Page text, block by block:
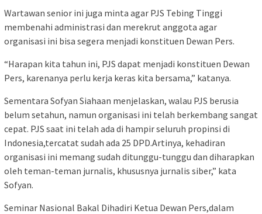
Wartawan senior ini juga minta agar PJS Tebing Tinggi
membenahi administrasi dan merekrut anggota agar
organisasi ini bisa segera menjadi konstituen Dewan Pers.
“Harapan kita tahun ini, PJS dapat menjadi konstituen Dewan
Pers, karenanya perlu kerja keras kita bersama,” katanya.
Sementara Sofyan Siahaan menjelaskan, walau PJS berusia
belum setahun, namun organisasi ini telah berkembang sangat
cepat. PJS saat ini telah ada di hampir seluruh propinsi di
Indonesia,tercatat sudah ada 25 DPD.Artinya, kehadiran
organisasi ini memang sudah ditunggu-tunggu dan diharapkan
oleh teman-teman jurnalis, khususnya jurnalis siber,” kata
Sofyan.
Seminar Nasional Bakal Dihadiri Ketua Dewan Pers,dalam